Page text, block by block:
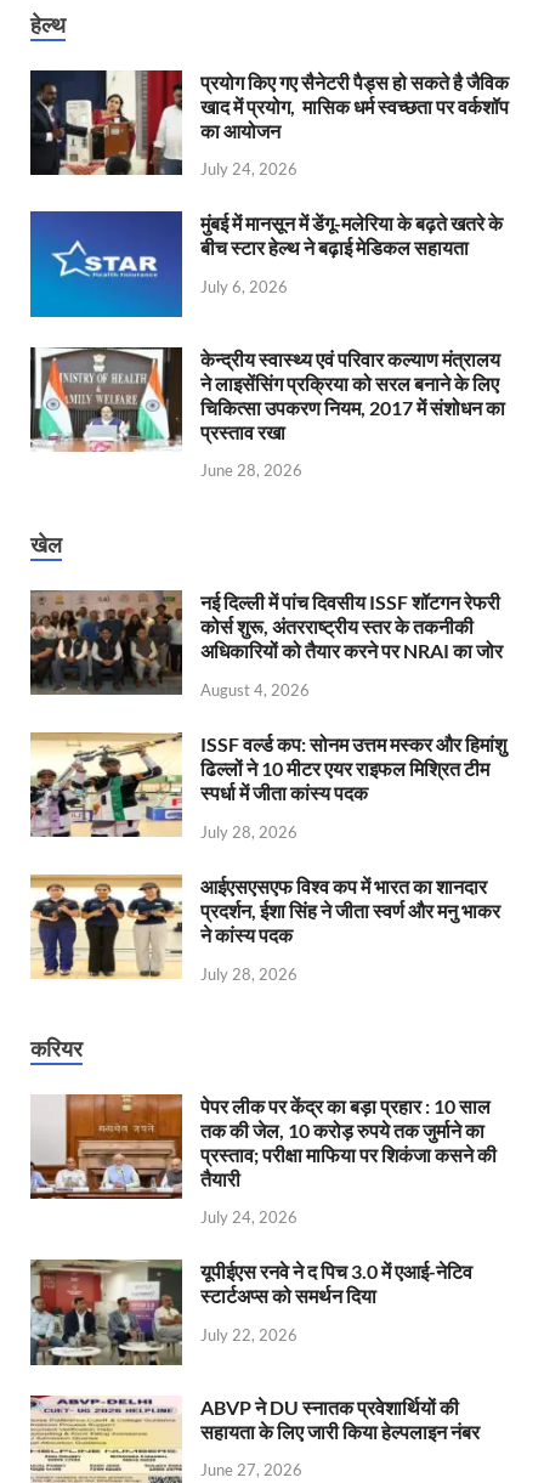
हेल्थ
प्रयोग किए गए सैनेटरी पैड्स हो सकते है जैविक
खाद में प्रयोग, मासिक धर्म स्वच्छता पर वर्कशॉप
का आयोजन
July 24, 2026
मुंबई में मानसून में डेंगू-मलेरिया के बढ़ते खतरे के
बीच स्टार हेल्थ ने बढ़ाई मेडिकल सहायता
July 6, 2026
केन्‍द्रीय स्वास्थ्य एवं परिवार कल्याण मंत्रालय
ने लाइसेंसिंग प्रक्रिया को सरल बनाने के लिए
चिकित्सा उपकरण नियम, 2017 में संशोधन का
प्रस्ताव रखा
June 28, 2026
खेल
नई दिल्ली में पांच दिवसीय ISSF शॉटगन रेफरी
कोर्स शुरू, अंतरराष्ट्रीय स्तर के तकनीकी
अधिकारियों को तैयार करने पर NRAI का जोर
August 4, 2026
ISSF वर्ल्ड कप: सोनम उत्तम मस्कर और हिमांशु
ढिल्लों ने 10 मीटर एयर राइफल मिश्रित टीम
स्पर्धा में जीता कांस्य पदक
July 28, 2026
आईएसएसएफ विश्व कप में भारत का शानदार
प्रदर्शन, ईशा सिंह ने जीता स्वर्ण और मनु भाकर
ने कांस्य पदक
July 28, 2026
करियर
पेपर लीक पर केंद्र का बड़ा प्रहार : 10 साल
तक की जेल, 10 करोड़ रुपये तक जुर्माने का
प्रस्ताव; परीक्षा माफिया पर शिकंजा कसने की
तैयारी
July 24, 2026
यूपीईएस रनवे ने द पिच 3.0 में एआई-नेटिव
स्टार्टअप्स को समर्थन दिया
July 22, 2026
ABVP ने DU स्नातक प्रवेशार्थियों की
सहायता के लिए जारी किया हेल्पलाइन नंबर
June 27, 2026